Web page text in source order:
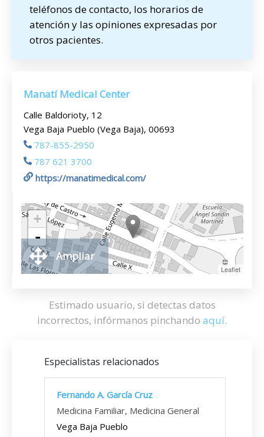
teléfonos de contacto, los horarios de
atención y las opiniones expresadas por
otros pacientes.
Manatí Medical Center
Calle Baldorioty, 12
Vega Baja Pueblo (Vega Baja), 00693
787-855-2950
787 621 3700
https://manatimedical.com/
+
-
Leaflet
Ampliar
Estimado usuario, si detectas datos
incorrectos, infórmanos pinchando aquí.
Especialistas relacionados
Fernando A. García Cruz
Medicina Familiar, Medicina General
Vega Baja Pueblo